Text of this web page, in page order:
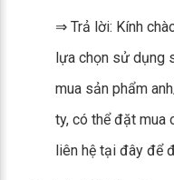
⇒ Trả lời: Kính
lựa chọn sử dụng
mua sản phẩm
ty, có thể đặt mua
liên hệ tại đây để